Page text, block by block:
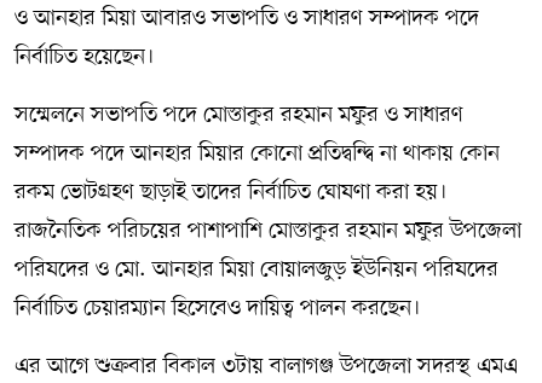
ও আনহার মিয়া আবারও সভাপতি ও সাধারণ সম্পাদক পদে
নির্বাচিত হয়েছেন।
সম্মেলনে সভাপতি পদে মোস্তাকুর রহমান মফুর ও সাধারণ
সম্পাদক পদে আনহার মিয়ার কোনো প্রতিদ্বন্দ্বি না থাকায় কোন
রকম ভোটগ্রহণ ছাড়াই তাদের নির্বাচিত ঘোষণা করা হয়।
রাজনৈতিক পরিচয়ের পাশাপাশি মোস্তাকুর রহমান মফুর উপজেলা
পরিষদের ও মো. আনহার মিয়া বোয়ালজুড় ইউনিয়ন পরিষদের
নির্বাচিত চেয়ারম্যান হিসেবেও দায়িত্ব পালন করছেন।
এর আগে শুক্রবার বিকাল ৩টায় বালাগঞ্জ উপজেলা সদরস্থ এমএ